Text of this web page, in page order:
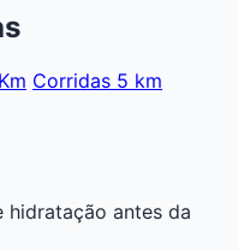
Corridas 5 km
hidratação antes da